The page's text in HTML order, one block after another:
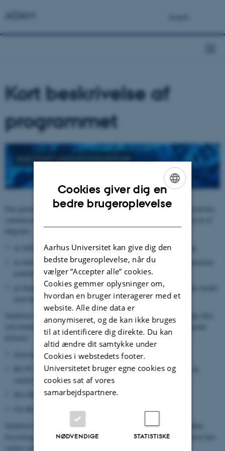
ADAM
Kort beskrivelse af
programmet
Den genetiske model af basepopulationen, der understreger den genetiske
en infinitesimal model, der imiterer en polygen sammensætning,
en finit-locus model, der imiterer individuelle gener og/eller genetiske
markører, og
en blandet arveforholdsmodel, der kombinerer den infinitesimale model
med den for finit-locus.
Selektion er udført på enkelte eller komplekse træk, enten tilfældigt eller
ved trunkering, eller optimal bidragsselektion baseret på et af følgende
fænotype,
BLUP (Best Linear Unbiased Prediction baseret på fænotype og
stamtavleinformation),
MA-BLUP (BLUP inklusive markørinformation), og
GA-BLUP (BLUP inklusive identificeret geninformation).
Selektion kan udføres i en enkelt eller flere etaper indenfor køn, alder,
besætning, fuldblodsfamilier eller populationer. Selektionskriterierne kan
ENGLISH
Cookies giver dig en
bedre brugeroplevelse
Aarhus Universitet kan give dig den
bedste brugeroplevelse, når du
vælger ”Accepter alle” cookies.
Cookies gemmer oplysninger om,
hvordan en bruger interagerer med et
website. Alle dine data er
anonymiseret, og de kan ikke bruges
til at identificere dig direkte. Du kan
altid ændre dit samtykke under
Cookies i webstedets footer.
Universitetet bruger egne cookies og
cookies sat af vores
samarbejdspartnere.
NØDVENDIGE STATISTISKE